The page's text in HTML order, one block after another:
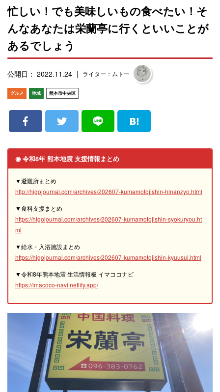
忙しい！でも美味しいもの食べたい！そ
んなあなたは栄蘭亭に行くといいことが
あるでしょう
公開日： 2022.11.24 ライター：ムトー
グルメ 地域 熊本市中央区
◉ 令和8年 熊本地震 支援情報まとめ
▼避難所まとめ
http://higojournal.com/archives/202607-kumamotojishin-hinanzyo.html
▼食料支援まとめ
https://higojournal.com/archives/202607-kumamotojishin-syokuryou.ht
ml
▼給水・入浴施設まとめ
https://higojournal.com/archives/202607-kumamotojishin-kyuusui.html
▼令和8年熊本地震 生活情報板 イマココナビ
https://imacoco-navi.netlify.app/